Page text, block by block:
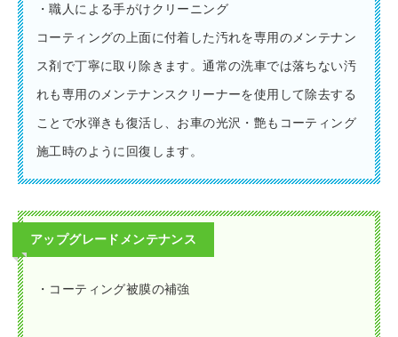
・職人による手がけクリーニング
コーティングの上面に付着した汚れを専用のメンテナン
ス剤で丁寧に取り除きます。通常の洗車では落ちない汚
れも専用のメンテナンスクリーナーを使用して除去する
ことで水弾きも復活し、お車の光沢・艶もコーティング
施工時のように回復します。
アップグレードメンテナンス
・コーティング被膜の補強